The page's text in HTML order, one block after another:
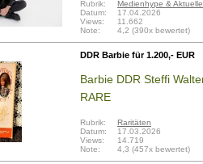
Rubrik:
Medienhype &
Datum:
17.04.2026
Views:
11.662
Note:
4,2 (390x bewertet)
DDR Barbie für 1.200,- EUR
Barbie DDR Steffi
RARE
Rubrik:
Raritäten
Datum:
17.03.2026
Views:
14.719
Note:
4,3 (457x bewertet)